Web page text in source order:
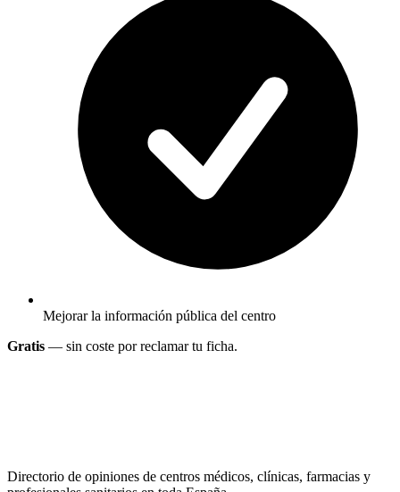
Mejorar la información pública del centro
Gratis — sin coste por reclamar tu ficha.
Directorio de opiniones de centros médicos, clínicas, farmacias y